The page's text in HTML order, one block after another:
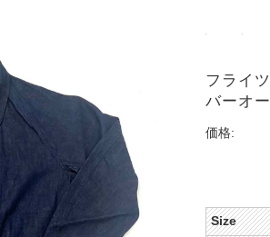
フライ
バーオ
価格:
Size